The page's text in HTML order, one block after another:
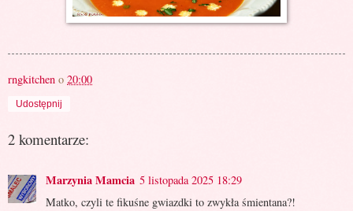
rngkitchen o 20:00
Udostępnij
2 komentarze:
Marzynia Mamcia 5 listopada 2025 18:29
Matko, czyli te fikuśne gwiazdki to zwykła śmientana?!